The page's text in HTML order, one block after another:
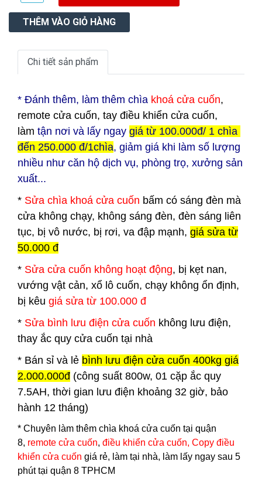
Chi tiết sản phẩm
* Đánh thêm, làm thêm chìa khoá cửa cuốn,
remote cửa cuốn, tay điều khiển cửa cuốn,
làm tận nơi và lấy ngay giá từ 100.000đ/ 1 chìa
đến 250.000 đ/1chìa, giảm giá khi làm số lượng
nhiều như căn hộ dịch vụ, phòng trọ, xưởng sản
xuất...
* Sửa chìa khoá cửa cuốn bấm có sáng đèn mà
cửa không chạy, không sáng đèn, đèn sáng liên
tục, bị vô nước, bị rơi, va đập mạnh, giá sửa từ
50.000 đ
* Sửa cửa cuốn không hoạt động, bị kẹt nan,
vướng vật cản, xổ lô cuốn, chạy không ổn định,
bị kêu giá sửa từ 100.000 đ
* Sửa bình lưu điện cửa cuốn không lưu điện,
thay ắc quy cửa cuốn tại nhà
* Bán sỉ và lẻ bình lưu điện cửa cuốn 400kg giá
2.000.000đ (công suất 800w, 01 cặp ắc quy
7.5AH, thời gian lưu điện khoảng 32 giờ, bảo
hành 12 tháng)
* Chuyên làm thêm chìa khoá cửa cuốn tại quận
8, remote cửa cuốn, điều khiển cửa cuốn, Copy điều
khiển cửa cuốn giá rẻ, làm tại nhà, làm lấy ngay sau 5
phút tại quận 8 TPHCM